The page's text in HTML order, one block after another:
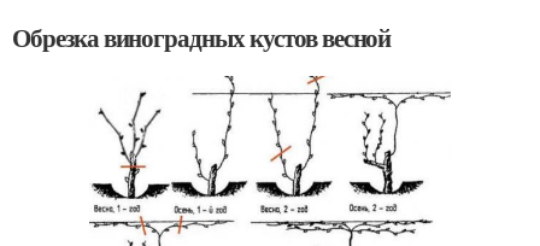
Обрезка виноградных кустов весной